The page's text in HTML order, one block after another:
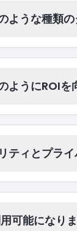
ような種類
ようにROIを
ティとプラ
可能になり